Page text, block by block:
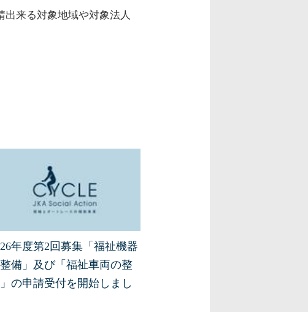
来る対象地域や対象法人
年度第2回募集「福祉機器
備」及び「福祉車両の整
の申請受付を開始しまし